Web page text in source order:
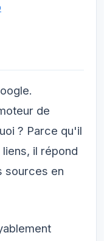
de
? Parce qu'il
il répond
sources en